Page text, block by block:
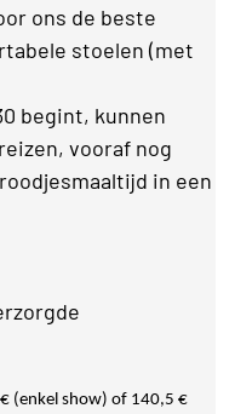
ons de beste
stoelen (met
begint, kunnen
vooraf nog
in een
(enkel show) of 140,5 €